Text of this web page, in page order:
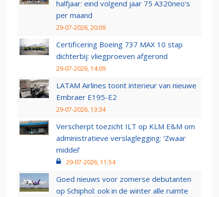
halfjaar: eind volgend jaar 75 A320neo’s
per maand
29-07-2026, 20:09
Certificering Boeing 737 MAX 10 stap
dichterbij: vliegproeven afgerond
29-07-2026, 14:09
LATAM Airlines toont interieur van nieuwe
Embraer E195-E2
29-07-2026, 13:34
Verscherpt toezicht ILT op KLM E&M om
administratieve verslaglegging: ‘Zwaar
middel’
29-07-2026, 11:54
Goed nieuws voor zomerse debutanten
op Schiphol: ook in de winter alle ruimte